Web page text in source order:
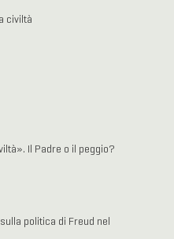
civiltà
Il Padre o il peggio?
politica di Freud nel